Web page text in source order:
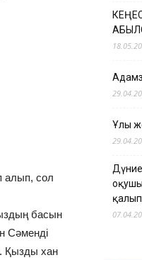
алып, сол
басын
Сәменді
Қызды хан
Ұлы